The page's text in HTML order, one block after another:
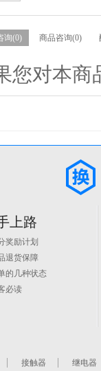
询(0) 商品咨询(0)
您对本商
上路
奖励计划
退货保障
的几种状态
必读
接触器 继电器